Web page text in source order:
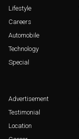
Lifestyle
Careers
Automobile
Technology
Special
Advertisement
Testimonial
Location